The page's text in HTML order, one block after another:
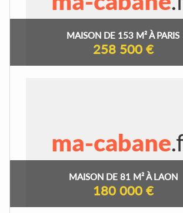
MAISON DE 153 M² À PARIS
258 500 €
MAISON DE 81 M² À LAON
180 000 €